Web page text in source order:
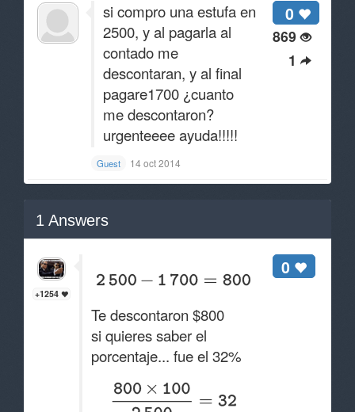
0
869
1
si compro una estufa en
2500, y al pagarla al
contado me
descontaran, y al final
pagare1700 ¿cuanto
me descontaron?
urgenteeee ayuda!!!!!
Guest 14 oct 2014
1 Answers
+1254
0
Te descontaron $800
si quieres saber el
porcentaje... fue el 32%